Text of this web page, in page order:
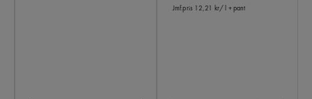
Jmf.pris 12,21 kr/ l + pant